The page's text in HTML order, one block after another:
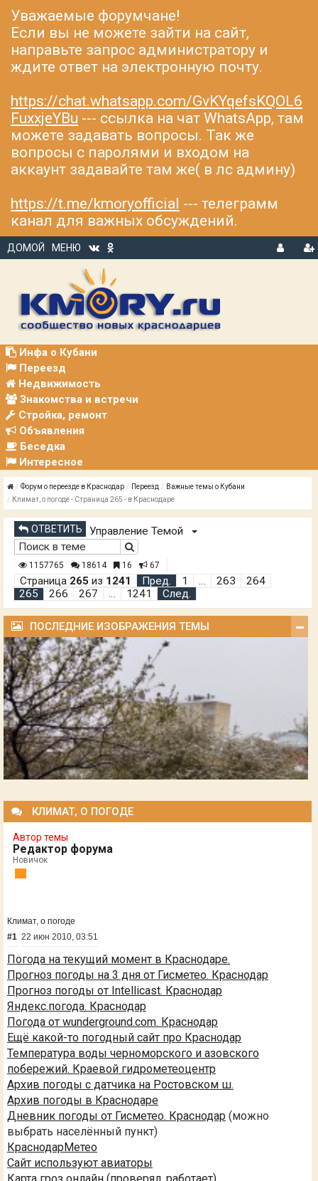
Уважаемые форумчане!
Если вы не можете зайти на сайт,
направьте запрос администратору и
ждите ответ на электронную почту.
https://chat.whatsapp.com/GvKYqefsKQOL6
FuxxjeYBu --- ссылка на чат WhatsApp, там
можете задавать вопросы. Так же
вопросы с паролями и входом на
аккаунт задавайте там же( в лс админу)
https://t.me/kmoryofficial --- телеграмм
канал для важных обсуждений.
ДОМОЙ
МЕНЮ
В
Р
Инфа о Кубани
Переезд
Недвижимость
Знакомства и встречи
Стройка, ремонт
Объявления
Беседка
Интересное
Форум о переезде в Краснодар Переезд
Важные темы о Кубани
Климат, о погоде - Страница 265 - в Краснодаре
ОТВЕТИТЬ Управление Темой
1157765 18614 16 67
Страница 265 из 1241 Пред. 1 … 263
264
265
266 267 … 1241 След.
ПОСЛЕДНИЕ ИЗОБРАЖЕНИЯ ТЕМЫ
КЛИМАТ, О ПОГОДЕ
Автор темы
Редактор форума
Новичок
Климат, о погоде
#1 22 июн 2010, 03:51
Погода на текущий момент в Краснодаре.
Прогноз погоды на 3 дня от Гисметео. Краснодар
Прогноз погоды от Intellicast. Краснодар
Яндекс.погода. Краснодар
Погода от wunderground.com. Краснодар
Ещё какой-то погодный сайт про Краснодар
Температура воды черноморского и азовского
побережий. Краевой гидрометеоцентр
Архив погоды с датчика на Ростовском ш.
Архив погоды в Краснодаре
Дневник погоды от Гисметео. Краснодар (можно
выбрать населённый пункт)
КраснодарМетео
Сайт используют авиаторы